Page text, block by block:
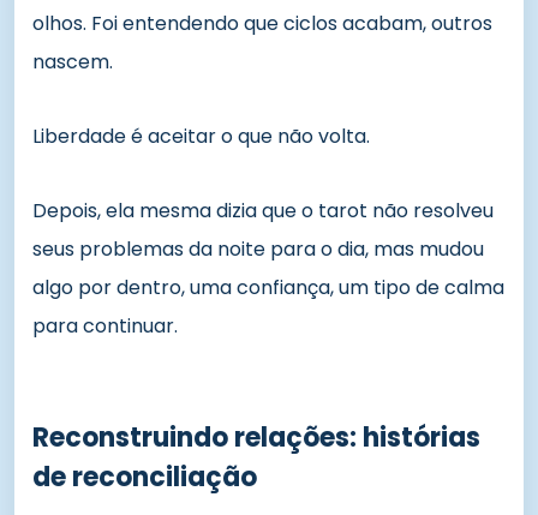
olhos. Foi entendendo que ciclos acabam, outros
nascem.
Liberdade é aceitar o que não volta.
Depois, ela mesma dizia que o tarot não resolveu
seus problemas da noite para o dia, mas mudou
algo por dentro, uma confiança, um tipo de calma
para continuar.
Reconstruindo relações: histórias
de reconciliação